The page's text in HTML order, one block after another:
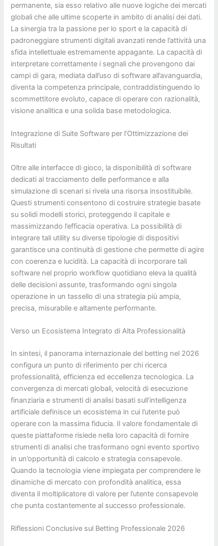
permanente, sia esso relativo alle nuove logiche dei mercati
globali che alle ultime scoperte in ambito di analisi dei dati.
La sinergia tra la passione per lo sport e la capacità di
padroneggiare strumenti digitali avanzati rende l’attività una
sfida intellettuale estremamente appagante. La capacità di
interpretare correttamente i segnali che provengono dai
campi di gara, mediata dall’uso di software all’avanguardia,
diventa la competenza principale, contraddistinguendo lo
scommettitore evoluto, capace di operare con razionalità,
visione analitica e una solida base metodologica.
Integrazione di Suite Software per l’Ottimizzazione dei
Risultati
Oltre alle interfacce di gioco, la disponibilità di software
dedicati al tracciamento delle performance e alla
simulazione di scenari si rivela una risorsa insostituibile.
Questi strumenti consentono di costruire strategie basate
su solidi modelli storici, proteggendo il capitale e
massimizzando l’efficacia operativa. La possibilità di
integrare tali utility su diverse tipologie di dispositivi
garantisce una continuità di gestione che permette di agire
con coerenza e lucidità. La capacità di incorporare tali
software nel proprio workflow quotidiano eleva la qualità
delle decisioni assunte, trasformando ogni singola
operazione in un tassello di una strategia più ampia,
precisa, misurabile e altamente performante.
Verso un Ecosistema Integrato di Alta Professionalità
In sintesi, il panorama internazionale del betting nel 2026
configura un punto di riferimento per chi ricerca
professionalità, efficienza ed eccellenza tecnologica. La
convergenza di mercati globali, velocità di esecuzione
finanziaria e strumenti di analisi basati sull’intelligenza
artificiale definisce un ecosistema in cui l’utente può
operare con la massima fiducia. Il valore fondamentale di
queste piattaforme risiede nella loro capacità di fornire
strumenti di analisi che trasformano ogni evento sportivo
in un’opportunità di calcolo e strategia consapevole.
Quando la tecnologia viene impiegata per comprendere le
dinamiche di mercato con profondità analitica, essa
diventa il moltiplicatore di valore per l’utente consapevole
che punta costantemente al successo professionale.
Riflessioni Conclusive sul Betting Professionale 2026